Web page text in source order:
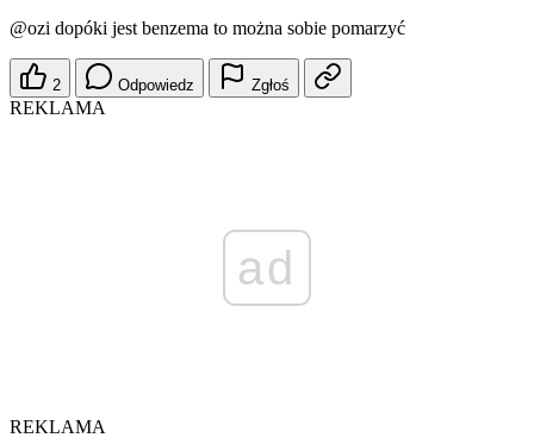
@ozi dopóki jest benzema to można sobie pomarzyć
2 Odpowiedz Zgłoś
REKLAMA
ad
REKLAMA